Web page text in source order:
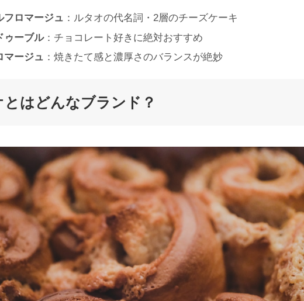
フロマージュ ：ルタオの代名詞・2層のチーズケーキ
ゥーブル：チョコレート好きに絶対おすすめ
マージュ ：焼きたて感と濃厚さのバランスが絶妙
とはどんなブランド？